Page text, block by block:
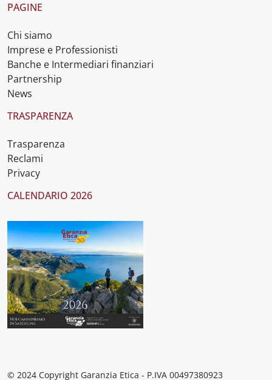
PAGINE
Chi siamo
Imprese e Professionisti
Banche e Intermediari finanziari
Partnership
News
TRASPARENZA
Trasparenza
Reclami
Privacy
CALENDARIO 2026
© 2024 Copyright Garanzia Etica - P.IVA 00497380923